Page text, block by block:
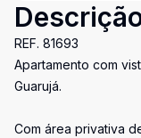
REF. 81693
Apartamento com
Guarujá.
Com área privativa